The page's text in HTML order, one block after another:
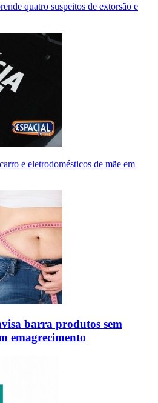
quatro suspeitos de extorsão e
e eletrodomésticos de mãe em
barra produtos sem
emagrecimento